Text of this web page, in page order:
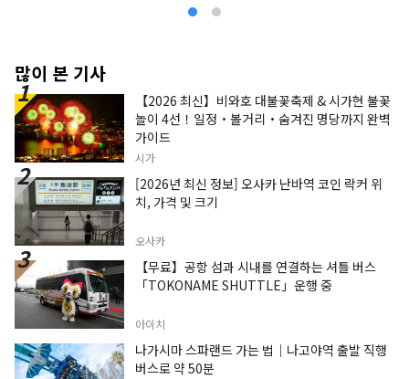
많이 본 기사
【2026 최신】비와호 대불꽃축제 & 시가현 불꽃
놀이 4선！일정・볼거리・숨겨진 명당까지 완벽
가이드
시가
[2026년 최신 정보] 오사카 난바역 코인 락커 위
치, 가격 및 크기
오사카
【무료】공항 섬과 시내를 연결하는 셔틀 버스
「TOKONAME SHUTTLE」운행 중
아이치
나가시마 스파랜드 가는 법｜나고야역 출발 직행
버스로 약 50분